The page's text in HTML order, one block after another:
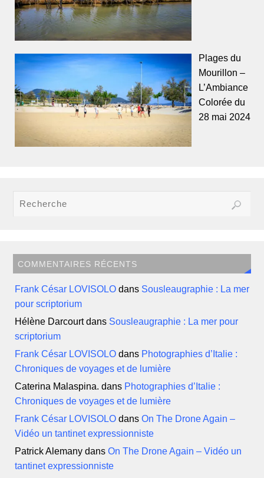
Plages du
Mourillon –
L’Ambiance
Colorée du
28 mai 2024
COMMENTAIRES RÉCENTS
Frank César LOVISOLO dans Sousleaugraphie : La mer
pour scriptorium
Hélène Darcourtdans Sousleaugraphie : La mer pour
scriptorium
Frank César LOVISOLO dans Photographies d’Italie :
Chroniques de voyages et de lumière
Caterina Malaspina. dans Photographies d’Italie :
Chroniques de voyages et de lumière
Frank César LOVISOLO dansOn The Drone Again –
Vidéo un tantinet expressionniste
Patrick Alemany dansOn The Drone Again – Vidéo un
tantinet expressionniste